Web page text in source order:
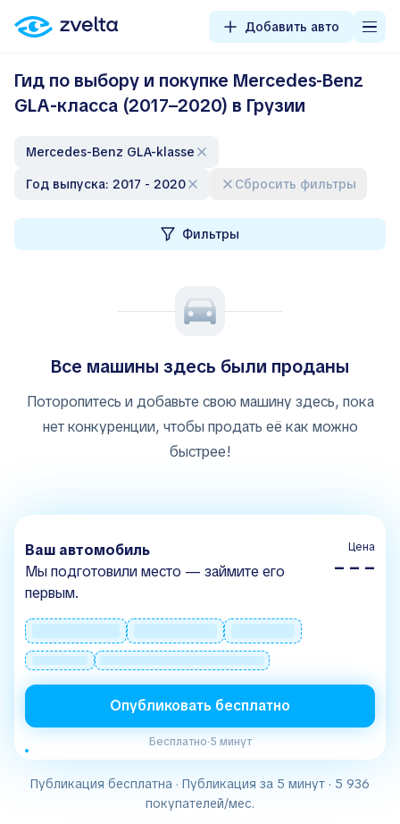
Добавить авто
Гид по выбору и покупке Mercedes-Benz
GLA‑класса (2017–2020) в Грузии
Mercedes-Benz GLA-klasse
Год выпуска: 2017 - 2020
Сбросить фильтры
Фильтры
Все машины здесь были проданы
Поторопитесь и добавьте свою машину здесь, пока
нет конкуренции, чтобы продать её как можно
быстрее!
Ваш автомобиль
Мы подготовили место — займите его
первым.
Цена
– – –
Опубликовать бесплатно
Бесплатно·5 минут
Публикация бесплатна · Публикация за 5 минут · 5 936
покупателей/мес.